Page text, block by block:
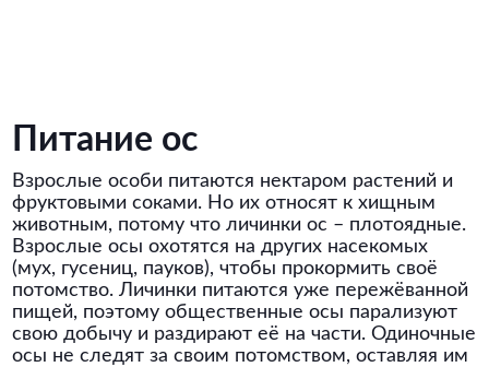
Питание ос
Взрослые особи питаются нектаром растений и
фруктовыми соками. Но их относят к хищным
животным, потому что личинки ос – плотоядные.
Взрослые осы охотятся на других насекомых
(мух, гусениц, пауков), чтобы прокормить своё
потомство. Личинки питаются уже пережёванной
пищей, поэтому общественные осы парализуют
свою добычу и раздирают её на части. Одиночные
осы не следят за своим потомством, оставляя им